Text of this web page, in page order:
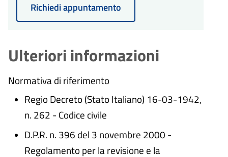
Richiedi appuntamento
Ulteriori informazioni
Normativa di riferimento
Regio Decreto (Stato Italiano) 16-03-1942,
n. 262 - Codice civile
D.P.R. n. 396 del 3 novembre 2000 -
Regolamento per la revisione e la